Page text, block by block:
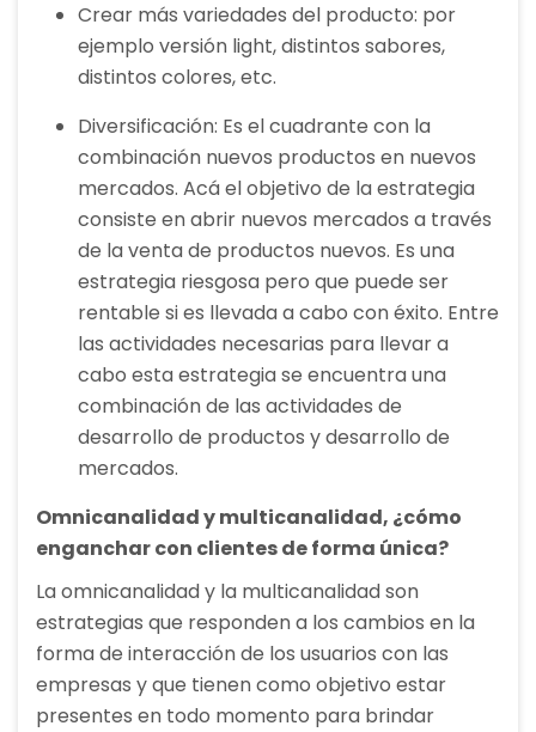
Crear más variedades del producto: por
ejemplo versión light, distintos sabores,
distintos colores, etc.
Diversificación: Es el cuadrante con la
combinación nuevos productos en nuevos
mercados. Acá el objetivo de la estrategia
consiste en abrir nuevos mercados a través
de la venta de productos nuevos. Es una
estrategia riesgosa pero que puede ser
rentable si es llevada a cabo con éxito. Entre
las actividades necesarias para llevar a
cabo esta estrategia se encuentra una
combinación de las actividades de
desarrollo de productos y desarrollo de
mercados.
Omnicanalidad y multicanalidad, ¿cómo
enganchar con clientes de forma única?
La omnicanalidad y la multicanalidad son
estrategias que responden a los cambios en la
forma de interacción de los usuarios con las
empresas y que tienen como objetivo estar
presentes en todo momento para brindar